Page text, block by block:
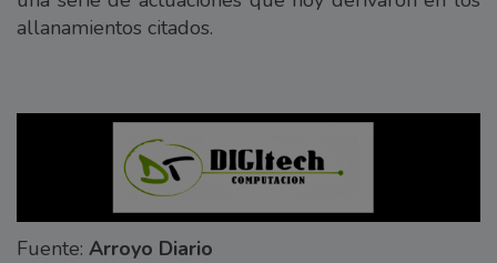
allanamientos citados.
Fuente: Arroyo Diario